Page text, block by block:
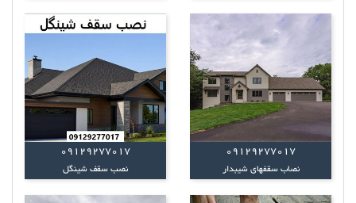
09129277017
نصاب سقفهای شیبدار
09129277017
نصب سقف شینگل